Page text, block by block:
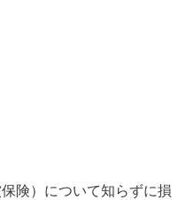
険）について知らずに損